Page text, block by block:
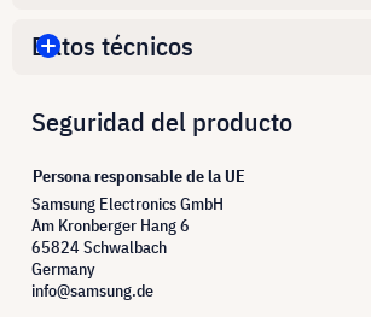
Datos técnicos
Seguridad del producto
Persona responsable de la UE
Samsung Electronics GmbH
Am Kronberger Hang 6
65824 Schwalbach
Germany
info@samsung.de